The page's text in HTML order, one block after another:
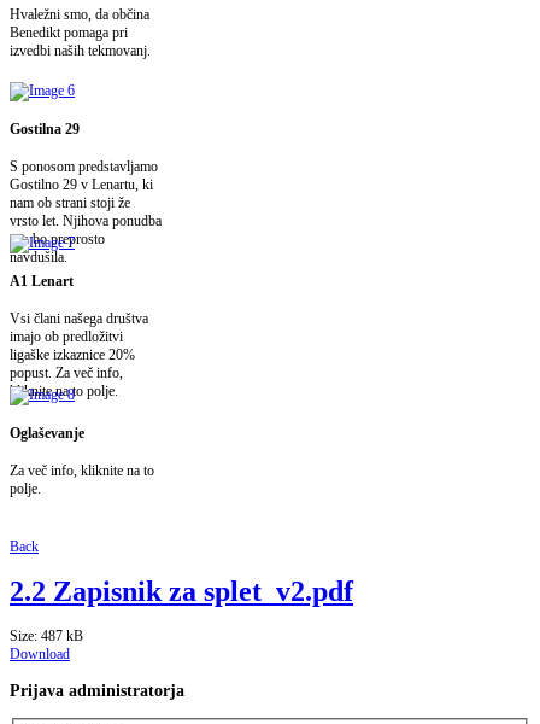
Hvaležni smo, da občina
Benedikt pomaga pri
izvedbi naših tekmovanj.
Gostilna 29
S ponosom predstavljamo
Gostilno 29 v Lenartu, ki
nam ob strani stoji že
vrsto let. Njihova ponudba
vas bo preprosto
navdušila.
A1 Lenart
Vsi člani našega društva
imajo ob predložitvi
ligaške izkaznice 20%
popust. Za več info,
kliknite na to polje.
Oglaševanje
Za več info, kliknite na to
polje.
Back
2.2 Zapisnik za splet_v2.pdf
Size: 487 kB
Download
Prijava administratorja